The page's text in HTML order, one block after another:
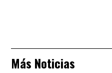
Más Noticias